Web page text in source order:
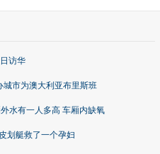
访华
市为澳大利亚布里斯班
水有一人多高 车厢内缺氧
划艇救了一个孕妇